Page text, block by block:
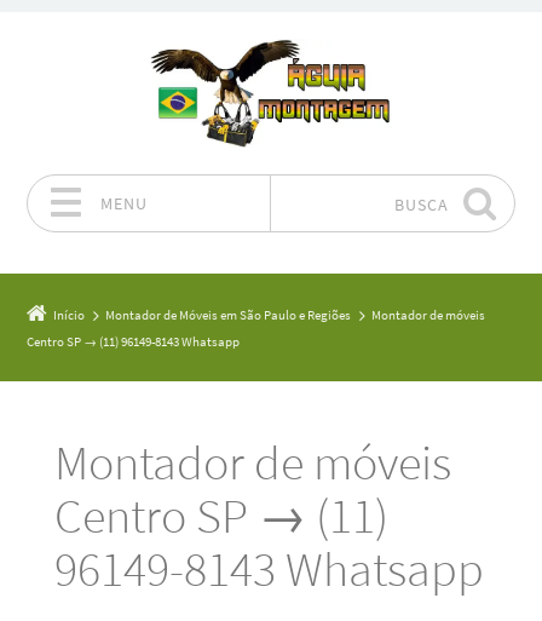
MENU BUSCA
Início Montador de Móveis em São Paulo e Regiões
Montador de móveis
Centro SP → (11) 96149-8143 Whatsapp
Montador de móveis
Centro SP → (11)
96149-8143 Whatsapp